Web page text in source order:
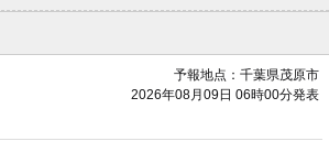
予報地点：千葉県茂原市
2026年08月09日 06時00分発表